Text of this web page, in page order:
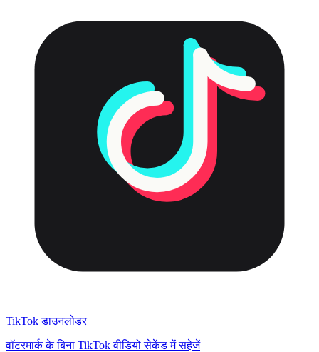
TikTok डाउनलोडर
वॉटरमार्क के बिना TikTok वीडियो सेकेंड में सहेजें